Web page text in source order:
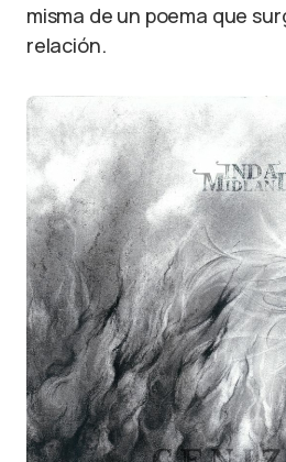
misma de un poema que
relación.